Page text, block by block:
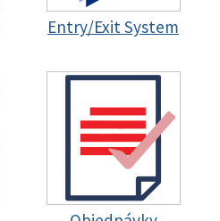
Entry/Exit System